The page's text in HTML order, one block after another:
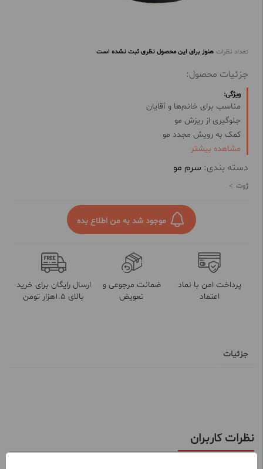
تعداد نظرات هنوز برای این محصول نظری ثبت نشده است
جزئیات محصول:
ویژگی:
مناسب برای خانم‌ها و آقایان
جلوگیری از ریزش مو
کمک به رویش مجدد مو
تقویت کننده ریشه مو
افزایش گردش خون در پوست سر
بدون ایجاد چربی و سنگینی مو
مناسب برای انواع مو
مشاهده بیشتر
دسته بندی: سرم مو
ژوت
موجود شد به من اطلاع بده
پرداخت امن با نماد
اعتماد
ضمانت مرجوعی و
تعویض
ارسال رایگان برای خرید
بالای 1.5هزار تومن
جزئیات
نظرات کاربران